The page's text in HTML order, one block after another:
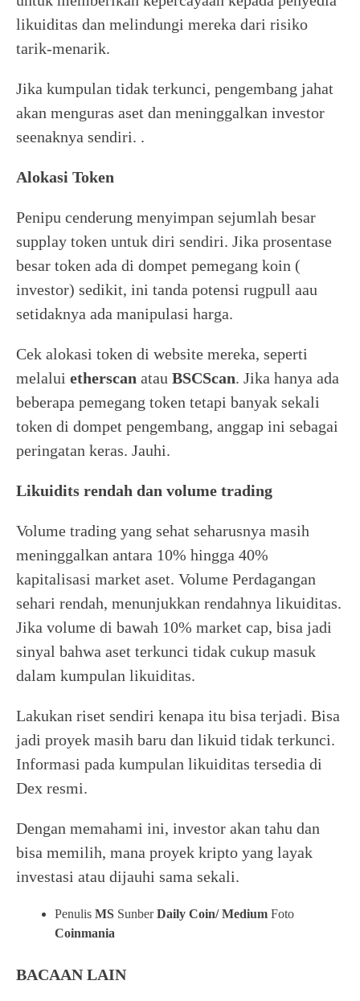
likuiditas dan melindungi mereka dari risiko
tarik-menarik.
Jika kumpulan tidak terkunci, pengembang jahat
akan menguras aset dan meninggalkan investor
seenaknya sendiri. .
Alokasi Token
Penipu cenderung menyimpan sejumlah besar
supplay token untuk diri sendiri. Jika prosentase
besar token ada di dompet pemegang koin (
investor) sedikit, ini tanda potensi rugpull aau
setidaknya ada manipulasi harga.
Cek alokasi token di website mereka, seperti
melalui etherscan atau BSCScan. Jika hanya ada
beberapa pemegang token tetapi banyak sekali
token di dompet pengembang, anggap ini sebagai
peringatan keras. Jauhi.
Likuidits rendah dan volume trading
Volume trading yang sehat seharusnya masih
meninggalkan antara 10% hingga 40%
kapitalisasi market aset. Volume Perdagangan
sehari rendah, menunjukkan rendahnya likuiditas.
Jika volume di bawah 10% market cap, bisa jadi
sinyal bahwa aset terkunci tidak cukup masuk
dalam kumpulan likuiditas.
Lakukan riset sendiri kenapa itu bisa terjadi. Bisa
jadi proyek masih baru dan likuid tidak terkunci.
Informasi pada kumpulan likuiditas tersedia di
Dex resmi.
Dengan memahami ini, investor akan tahu dan
bisa memilih, mana proyek kripto yang layak
investasi atau dijauhi sama sekali.
Penulis MS SunberDaily Coin/ Medium Foto
Coinmania
BACAAN LAIN